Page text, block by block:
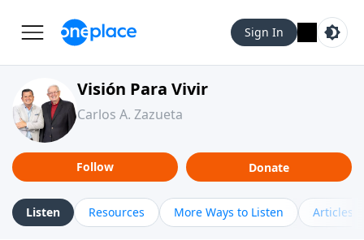
Sign In
Visión Para Vivir
Carlos A. Zazueta
Follow Donate
Listen Resources More Ways to Listen Articles